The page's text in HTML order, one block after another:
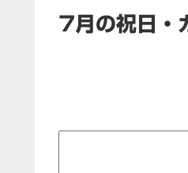
7月の祝日